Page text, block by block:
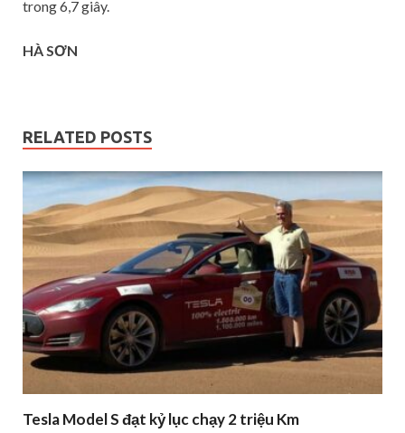
trong 6,7 giây.
HÀ SƠN
RELATED POSTS
Tesla Model S đạt kỷ lục chạy 2 triệu Km